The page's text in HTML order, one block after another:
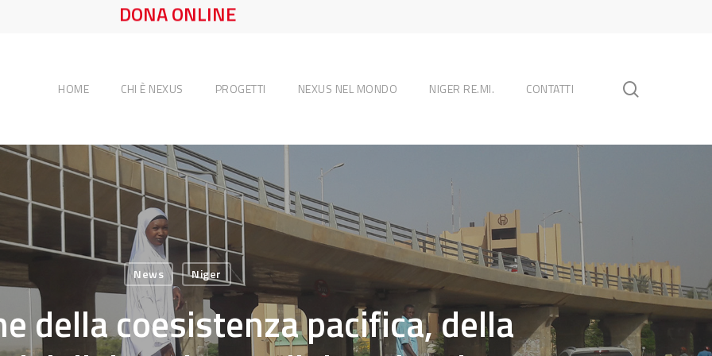
DONA ONLINE
HOME CHI È NEXUS PROGETTI NEXUS NEL MONDO NIGER RE.MI. CONTATTI
News Niger
della coesistenza pacifica, della